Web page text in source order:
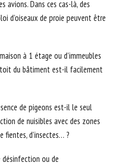
avions. Dans ces cas-là, des
d’oiseaux de proie peuvent être
à 1 étage ou d’immeubles
toit du bâtiment est-il facilement
de pigeons est-il le seul
de nuisibles avec des zones
fientes, d’insectes… ?
désinfection ou de